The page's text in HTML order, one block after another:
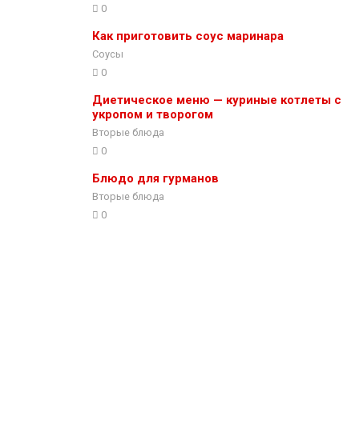
0
Как приготовить соус маринара
Соусы
0
Диетическое меню — куриные котлеты с
укропом и творогом
Вторые блюда
0
Блюдо для гурманов
Вторые блюда
0